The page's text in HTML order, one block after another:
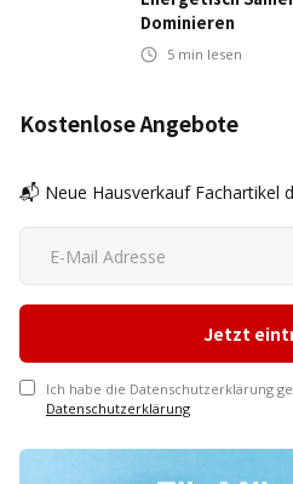
Dominieren
5 min lesen
Kostenlose Angebote
📬 Neue Hausverkauf Fachartikel
Ich habe die Datenschutzerklärung
Datenschutzerklärung